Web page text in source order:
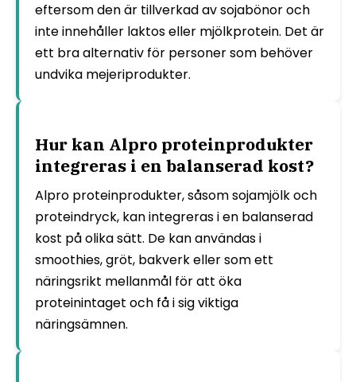
eftersom den är tillverkad av sojabönor och
inte innehåller laktos eller mjölkprotein. Det är
ett bra alternativ för personer som behöver
undvika mejeriprodukter.
Hur kan Alpro proteinprodukter
integreras i en balanserad kost?
Alpro proteinprodukter, såsom sojamjölk och
proteindryck, kan integreras i en balanserad
kost på olika sätt. De kan användas i
smoothies, gröt, bakverk eller som ett
näringsrikt mellanmål för att öka
proteinintaget och få i sig viktiga
näringsämnen.